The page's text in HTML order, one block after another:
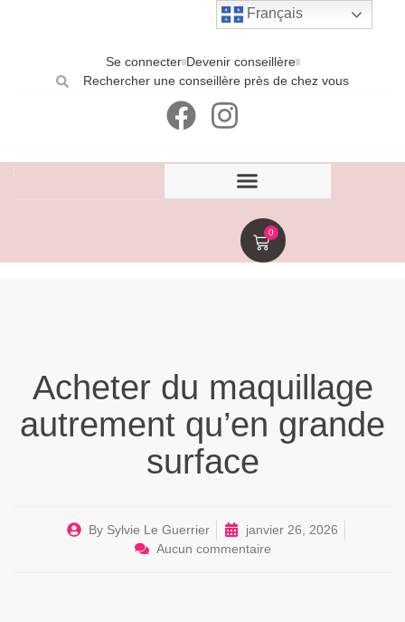
Se connecter Devenir conseillère
Rechercher une conseillère près de chez vous
0
Acheter du maquillage
autrement qu’en grande
surface
BySylvie Le Guerrier
janvier 26, 2026
Aucun commentaire
Français